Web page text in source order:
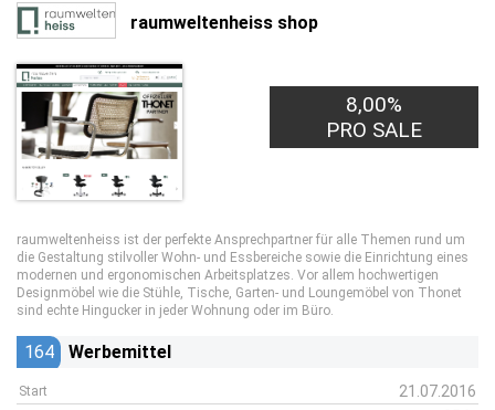
raumweltenheiss shop
8,00%
PRO SALE
raumweltenheiss ist der perfekte Ansprechpartner für alle Themen rund um
die Gestaltung stilvoller Wohn- und Essbereiche sowie die Einrichtung eines
modernen und ergonomischen Arbeitsplatzes. Vor allem hochwertigen
Designmöbel wie die Stühle, Tische, Garten- und Loungemöbel von Thonet
sind echte Hingucker in jeder Wohnung oder im Büro.
164 Werbemittel
Start 21.07.2016